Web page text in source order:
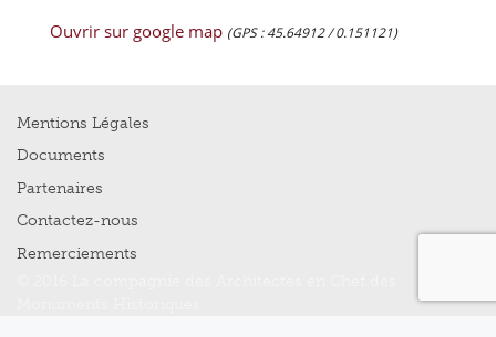
Ouvrir sur google map (GPS : 45.64912 / 0.151121)
Mentions Légales
Documents
Partenaires
Contactez-nous
Remerciements